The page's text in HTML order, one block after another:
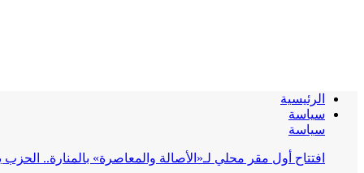
الرئيسية
سياسة
سياسة
افتتاح أول مقر محلي لـ«الأصالة والمعاصرة» بالمنارة..